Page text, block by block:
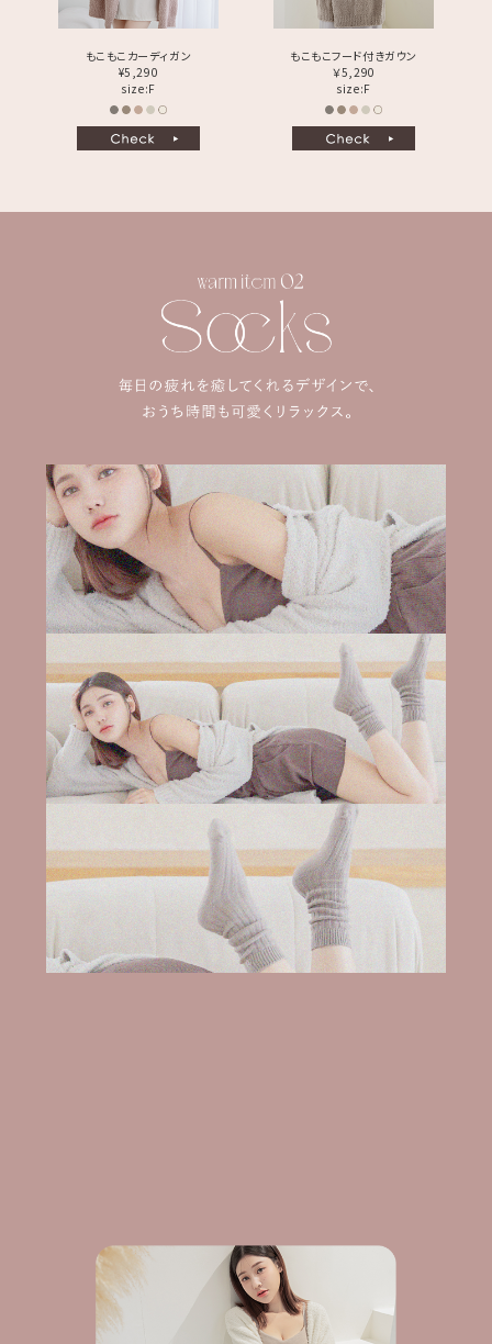
もこもこカーディガン
¥5,290
size:F
もこもこフード付きガウン
￥5,290
size:F